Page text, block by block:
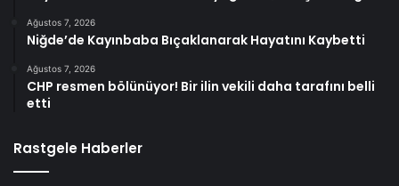
Ağustos 7, 2026
Niğde’de Kayınbaba Bıçaklanarak Hayatını Kaybetti
Ağustos 7, 2026
CHP resmen bölünüyor! Bir ilin vekili daha tarafını belli
etti
Rastgele Haberler